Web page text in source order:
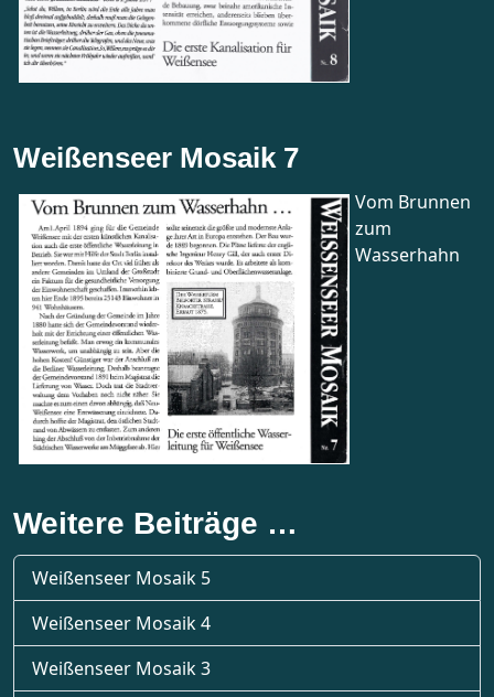
Weißenseer Mosaik 7
Vom Brunnen
zum
Wasserhahn
Weitere Beiträge …
Weißenseer Mosaik 5
Weißenseer Mosaik 4
Weißenseer Mosaik 3